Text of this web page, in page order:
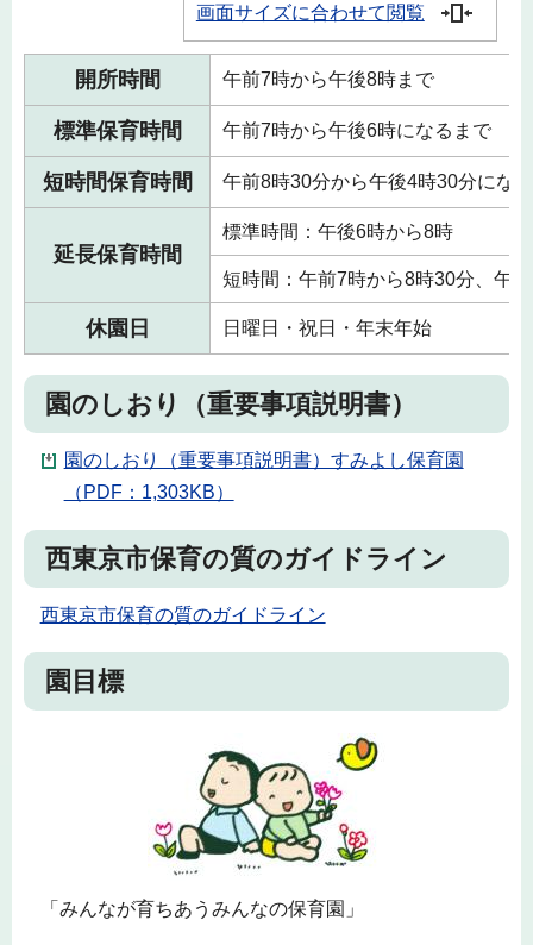
画面サイズに合わせて閲覧
開所時間 午前7時から午後8時まで
標準保育時間 午前7時から午後6時になるまで
短時間保育時間 午前8時30分から午後4時30分にな
延長保育時間
標準時間：午後6時から8時
短時間：午前7時から8時30分、午
休園日 日曜日・祝日・年末年始
園のしおり（重要事項説明書）
園のしおり（重要事項説明書）すみよし保育園
（PDF：1,303KB）
西東京市保育の質のガイドライン
西東京市保育の質のガイドライン
園目標
「みんなが育ちあうみんなの保育園」